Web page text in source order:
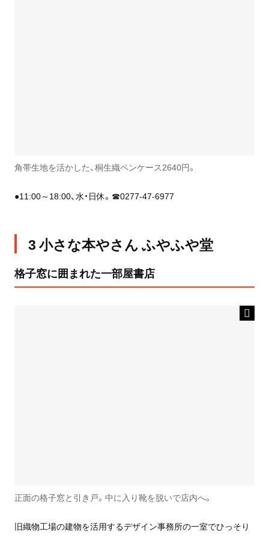
角帯生地を活かした、桐生織ペンケース2640円。
●11:00～18:00、水・日休。☎0277-47-6977
3 小さな本やさん ふやふや堂
格子窓に囲まれた一部屋書店
正面の格子窓と引き戸。中に入り靴を脱いで店内へ。
旧織物工場の建物を活用するデザイン事務所の一室でひっそり